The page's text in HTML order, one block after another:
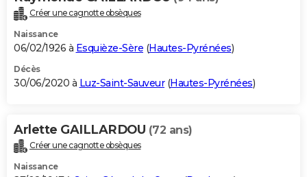
Créer une cagnotte obsèques
Naissance
06/02/1926 à Esquièze-Sère (Hautes-Pyrénées)
Décès
30/06/2020 à Luz-Saint-Sauveur(Hautes-Pyrénées)
Arlette GAILLARDOU (72 ans)
Créer une cagnotte obsèques
Naissance